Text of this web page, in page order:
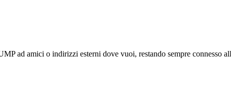
ad amici o indirizzi esterni dove vuoi, restando sempre connesso